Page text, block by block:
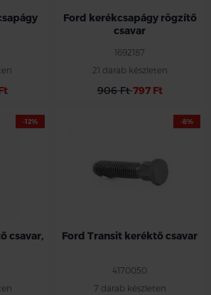
Ford kerékcsapágy rögzítő
csavar
1692187
21 darab készleten
906 Ft797 Ft
-12%
csavar,
-8%
Ford Transit keréktő csavar
4170050
7 darab készleten